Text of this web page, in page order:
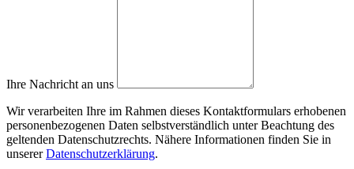
Ihre Nachricht an uns
Wir verarbeiten Ihre im Rahmen dieses Kontaktformulars erhobenen
personenbezogenen Daten selbstverständlich unter Beachtung des
geltenden Datenschutzrechts. Nähere Informationen finden Sie in
unsererDatenschutzerklärung.